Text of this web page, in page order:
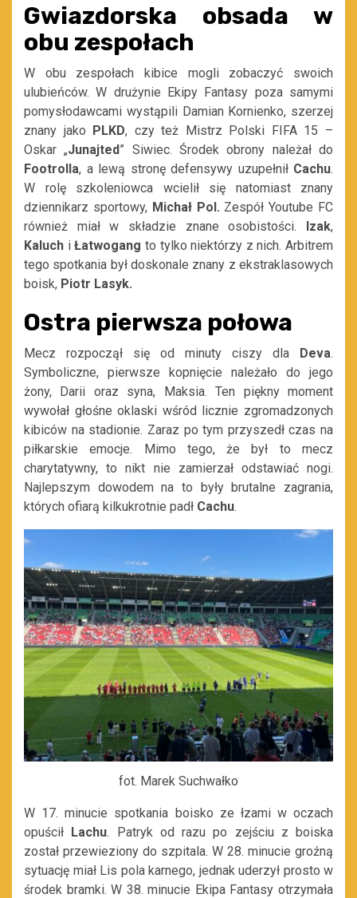
Gwiazdorska obsada w
obu zespołach
W obu zespołach kibice mogli zobaczyć swoich
ulubieńców. W drużynie Ekipy Fantasy poza samymi
pomysłodawcami wystąpili Damian Kornienko, szerzej
znany jako PLKD, czy też Mistrz Polski FIFA 15 –
Oskar „Junajted” Siwiec. Środek obrony należał do
Footrolla, a lewą stronę defensywy uzupełnił Cachu.
W rolę szkoleniowca wcielił się natomiast znany
dziennikarz sportowy, Michał Pol. Zespół Youtube FC
również miał w składzie znane osobistości. Izak,
Kaluch iŁatwogang to tylko niektórzy z nich. Arbitrem
tego spotkania był doskonale znany z ekstraklasowych
boisk, Piotr Lasyk.
Ostra pierwsza połowa
Mecz rozpoczął się od minuty ciszy dla Deva.
Symboliczne, pierwsze kopnięcie należało do jego
żony, Darii oraz syna, Maksia. Ten piękny moment
wywołał głośne oklaski wśród licznie zgromadzonych
kibiców na stadionie. Zaraz po tym przyszedł czas na
piłkarskie emocje. Mimo tego, że był to mecz
charytatywny, to nikt nie zamierzał odstawiać nogi.
Najlepszym dowodem na to były brutalne zagrania,
których ofiarą kilkukrotnie padł Cachu.
fot. Marek Suchwałko
W 17. minucie spotkania boisko ze łzami w oczach
opuścił Lachu. Patryk od razu po zejściu z boiska
został przewieziony do szpitala. W 28. minucie groźną
sytuację miał Lis pola karnego, jednak uderzył prosto w
środek bramki. W 38. minucie Ekipa Fantasy otrzymała